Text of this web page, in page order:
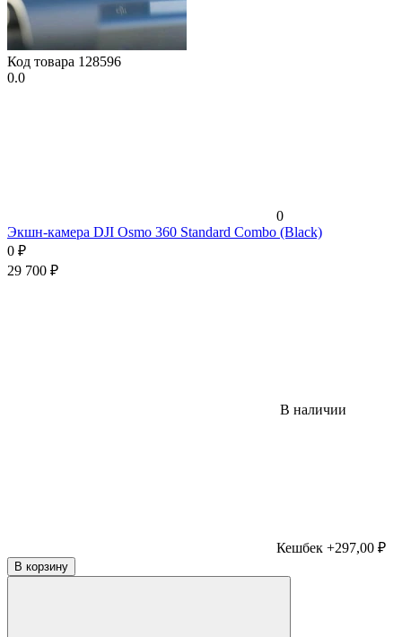
Код товара 128596
0.0
0
Экшн-камера DJI Osmo 360 Standard Combo (Black)
0 ₽
29 700 ₽
В наличии
Кешбек +297,00 ₽
В корзину